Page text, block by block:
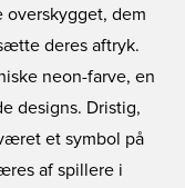
dem
deres aftryk.
neon-farve, en
designs. Dristig,
et symbol på
af spillere i